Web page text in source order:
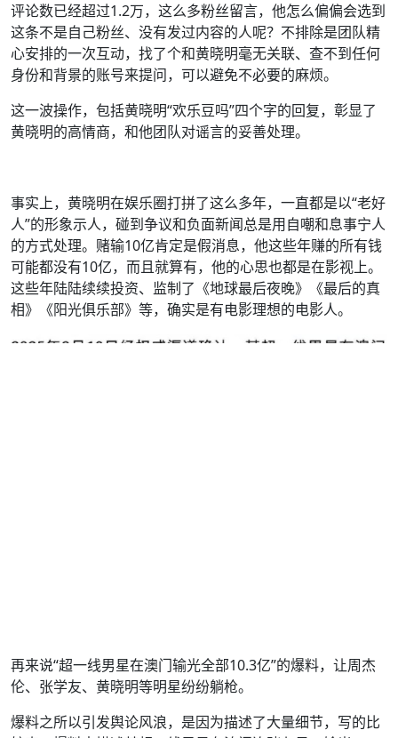
评论数已经超过1.2万，这么多粉丝留言，他怎么偏偏会选到
这条不是自己粉丝、没有发过内容的人呢？不排除是团队精
心安排的一次互动，找了个和黄晓明毫无关联、查不到任何
身份和背景的账号来提问，可以避免不必要的麻烦。
这一波操作，包括黄晓明“欢乐豆吗”四个字的回复，彰显了
黄晓明的高情商，和他团队对谣言的妥善处理。
事实上，黄晓明在娱乐圈打拼了这么多年，一直都是以“老好
人”的形象示人，碰到争议和负面新闻总是用自嘲和息事宁人
的方式处理。赌输10亿肯定是假消息，他这些年赚的所有钱
可能都没有10亿，而且就算有，他的心思也都是在影视上。
这些年陆陆续续投资、监制了《地球最后夜晚》《最后的真
相》《阳光俱乐部》等，确实是有电影理想的电影人。
再来说“超一线男星在澳门输光全部10.3亿”的爆料，让周杰
伦、张学友、黄晓明等明星纷纷躺枪。
爆料之所以引发舆论风浪，是因为描述了大量细节，写的比